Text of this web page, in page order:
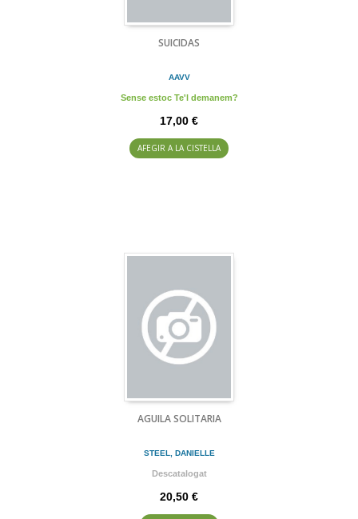
SUICIDAS
AAVV
Sense estoc Te'l demanem?
17,00 €
AFEGIR A LA CISTELLA
AGUILA SOLITARIA
STEEL, DANIELLE
Descatalogat
20,50 €